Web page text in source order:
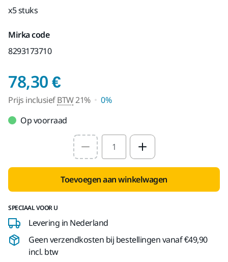
x5 stuks
Mirka code
8293173710
78,30 €Prijs inclusief BTW
Prijs inclusiefBTW21%
0%
Op voorraad
Select quantity value
Toevoegen aan winkelwagen
SPECIAAL VOOR U
Levering in Nederland
Geen verzendkosten bij bestellingen vanaf €49,90
incl. btw